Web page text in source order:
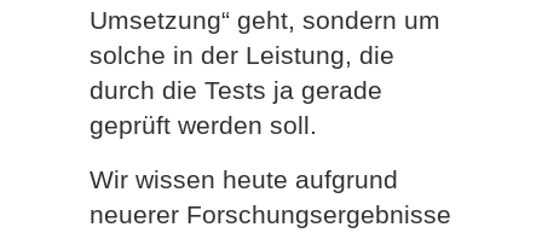
Umsetzung“ geht, sondern um
solche in der Leistung, die
durch die Tests ja gerade
geprüft werden soll.
Wir wissen heute aufgrund
neuerer Forschungsergebnisse